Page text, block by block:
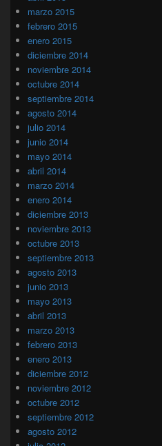
marzo 2015
febrero 2015
enero 2015
diciembre 2014
noviembre 2014
octubre 2014
septiembre 2014
agosto 2014
julio 2014
junio 2014
mayo 2014
abril 2014
marzo 2014
enero 2014
diciembre 2013
noviembre 2013
octubre 2013
septiembre 2013
agosto 2013
junio 2013
mayo 2013
abril 2013
marzo 2013
febrero 2013
enero 2013
diciembre 2012
noviembre 2012
octubre 2012
septiembre 2012
agosto 2012